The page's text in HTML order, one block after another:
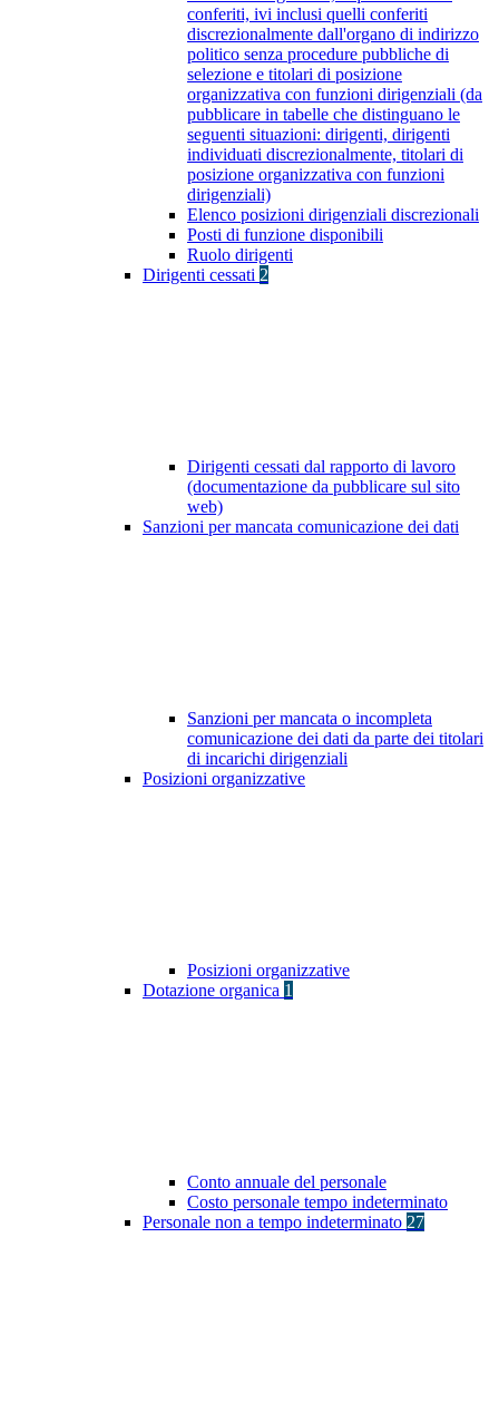
conferiti, ivi inclusi quelli conferiti
discrezionalmente dall'organo di indirizzo
politico senza procedure pubbliche di
selezione e titolari di posizione
organizzativa con funzioni dirigenziali (da
pubblicare in tabelle che distinguano le
seguenti situazioni: dirigenti, dirigenti
individuati discrezionalmente, titolari di
posizione organizzativa con funzioni
dirigenziali)
Elenco posizioni dirigenziali discrezionali
Posti di funzione disponibili
Ruolo dirigenti
Dirigenti cessati 2
Dirigenti cessati dal rapporto di lavoro
(documentazione da pubblicare sul sito
web)
Sanzioni per mancata comunicazione dei dati
Sanzioni per mancata o incompleta
comunicazione dei dati da parte dei titolari
di incarichi dirigenziali
Posizioni organizzative
Posizioni organizzative
Dotazione organica 1
Conto annuale del personale
Costo personale tempo indeterminato
Personale non a tempo indeterminato 27